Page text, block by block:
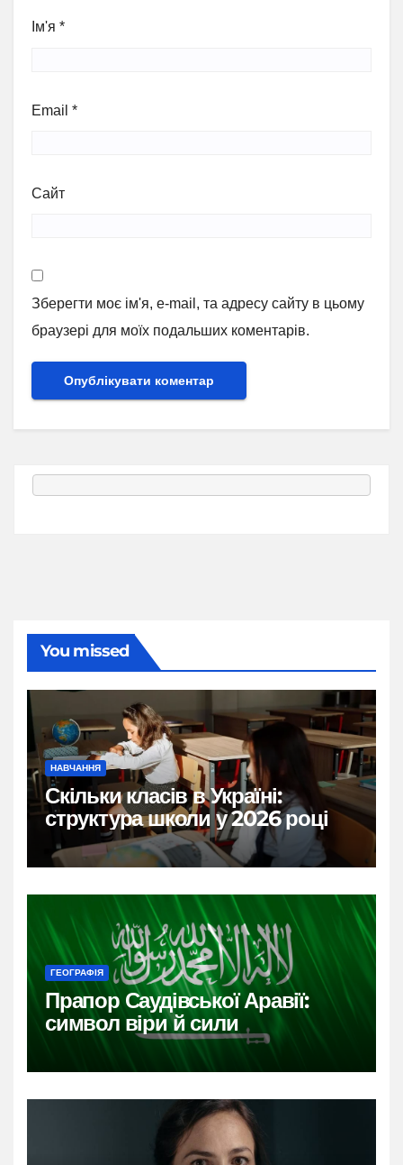
Ім'я *
Email *
Сайт
Зберегти моє ім'я, e-mail, та адресу сайту в цьому
браузері для моїх подальших коментарів.
You missed
НАВЧАННЯ
Скільки класів в Україні:
структура школи у 2026 році
ГЕОГРАФІЯ
Прапор Саудівської Аравії:
символ віри й сили